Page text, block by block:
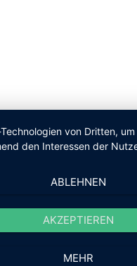
von Dritten,
den Interessen der
ABLEHNEN
AKZEPTIEREN
MEHR